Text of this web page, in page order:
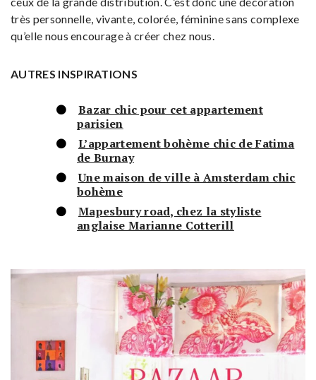
très personnelle, vivante, colorée, féminine sans complexe
qu’elle nous encourage à créer chez nous.
AUTRES INSPIRATIONS
Bazar chic pour cet appartement
parisien
L’appartement bohème chic de Fatima
de Burnay
Une maison de ville à Amsterdam chic
bohème
Mapesbury road, chez la styliste
anglaise Marianne Cotterill